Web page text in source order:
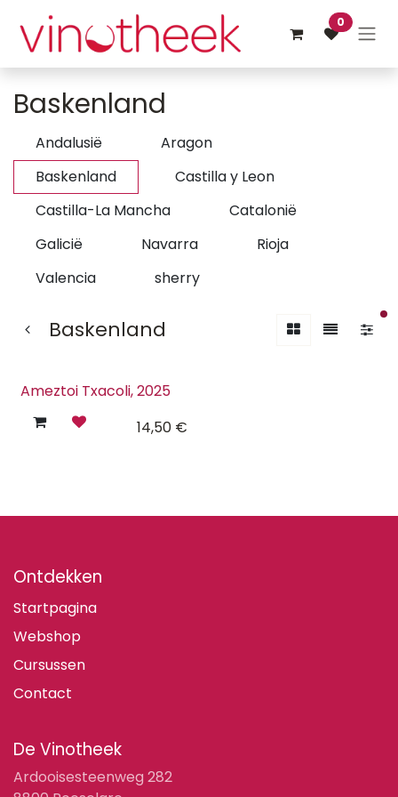
Overslaan naar inhoud
0
Baskenland
Andalusië
Aragon
Baskenland
Castilla y Leon
Castilla-La Mancha
Catalonië
Galicië
Navarra
Rioja
Valencia
sherry
Baskenland
Ameztoi Txacoli, 2025
14,50 €
Ontdekken
Startpagina
Webshop
Cursussen
Contact
De Vinotheek
Ardooisesteenweg 282